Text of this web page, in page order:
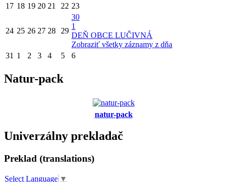
17 18 19 20 21 22 23
24 25 26 27 28 29
30
1
DEŇ OBCE LUČIVNÁ
Zobraziť všetky záznamy z dňa
31 1 2 3 4 5 6
Natur-pack
natur-pack
Univerzálny prekladač
Preklad (translations)
Select Language ▼